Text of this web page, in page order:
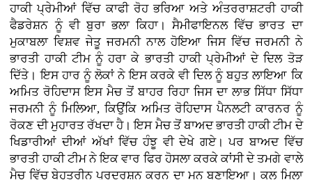
ਹਾਕੀ ਪ੍ਰੇਮੀਆਂ ਵਿੱਚ ਕਾਫੀ ਰੋਹ ਭਰਿਆ ਅਤੇ ਅੰਤਰਰਾਸ਼ਟਰੀ ਹਾਕੀ
ਫੈਡਰੇਸ਼ਨ ਨੂੰ ਵੀ ਬੁਰਾ ਭਲਾ ਕਿਹਾ। ਸੈਮੀਫਾਇਨਲ ਵਿੱਚ ਭਾਰਤ ਦਾ
ਮੁਕਾਬਲਾ ਵਿਸ਼ਵ ਜੇਤੂ ਜਰਮਨੀ ਨਾਲ ਹੋਇਆ ਜਿਸ ਵਿੱਚ ਜਰਮਨੀ ਨੇ
ਭਾਰਤੀ ਹਾਕੀ ਟੀਮ ਨੂੰ ਹਰਾ ਕੇ ਭਾਰਤੀ ਹਾਕੀ ਪ੍ਰੇਮੀਆਂ ਦੇ ਦਿਲ ਤੋੜ
ਦਿੱਤੇ। ਇਸ ਹਾਰ ਨੂੰ ਲੋਕਾਂ ਨੇ ਇਸ ਕਰਕੇ ਵੀ ਦਿਲ ਨੂੰ ਬਹੁਤ ਲਾਇਆ ਕਿ
ਅਮਿਤ ਰੋਹਿਦਾਸ ਇਸ ਮੈਚ ਤੋਂ ਬਾਹਰ ਰਿਹਾ ਜਿਸ ਦਾ ਲਾਭ ਸਿੱਧਾ ਸਿੱਧਾ
ਜਰਮਨੀ ਨੂੰ ਮਿਲਿਆ, ਕਿਉਂਕਿ ਅਮਿਤ ਰੋਹਿਦਾਸ ਪੈਨਲਟੀ ਕਾਰਨਰ ਨੂੰ
ਰੋਕਣ ਦੀ ਮੁਹਾਰਤ ਰੱਖਦਾ ਹੈ। ਇਸ ਮੈਚ ਤੋਂ ਬਾਅਦ ਭਾਰਤੀ ਹਾਕੀ ਟੀਮ ਦੇ
ਖਿਡਾਰੀਆਂ ਦੀਆਂ ਅੱਖਾਂ ਵਿੱਚ ਹੰਝੂ ਵੀ ਦੇਖੇ ਗਏ। ਪਰ ਬਾਅਦ ਵਿੱਚ
ਭਾਰਤੀ ਹਾਕੀ ਟੀਮ ਨੇ ਇਕ ਵਾਰ ਫਿਰ ਹੋਸਲਾ ਕਰਕੇ ਕਾਂਸੀ ਦੇ ਤਮਗੇ ਵਾਲੇ
ਮੈਚ ਵਿੱਚ ਬੇਹਤਰੀਨ ਪ੍ਰਦਰਸ਼ਨ ਕਰਨ ਦਾ ਮਨ ਬਣਾਇਆ। ਕੁਲ ਮਿਲਾ